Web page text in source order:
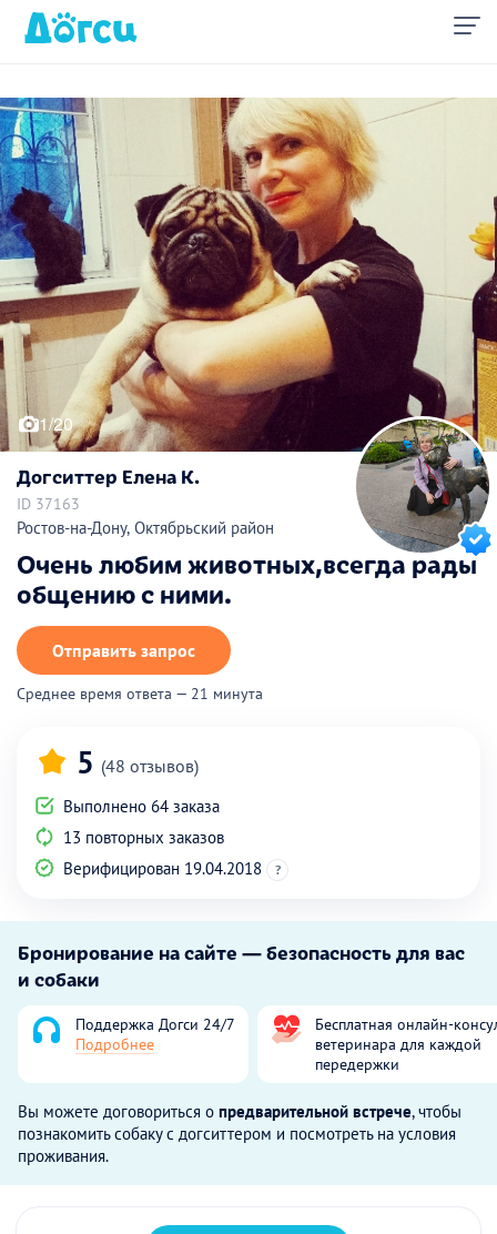
1/20
Догситтер Елена К.
ID 37163
Ростов-на-Дону, Октябрьский район
Очень любим животных,всегда рады
общению с ними.
Отправить запрос
Среднее время ответа — 21 минута
5 (48 отзывов)
Выполнено 64 заказа
13 повторных заказов
Верифицирован 19.04.2018
?
Бронирование на сайте — безопасность для вас
и собаки
Поддержка Догси 24/7
Подробнее
Бесплатная онлайн-
ветеринара для каждой
передержки
Вы можете договориться о предварительной встрече, чтобы
познакомить собаку с догситтером и посмотреть на условия
проживания.